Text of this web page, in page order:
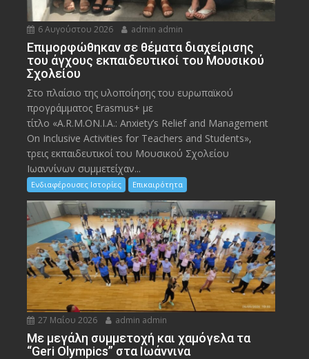
6 Αυγούστου 2026 admin admin
Eπιμορφώθηκαν σε θέματα διαχείρισης
του άγχους εκπαιδευτικοί του Μουσικού
Σχολείου
Στο πλαίσιο της υλοποίησης του ευρωπαϊκού
προγράμματος Erasmus+ με
τίτλο «A.R.M.ON.I.A.: Anxiety’s Relief and Management
On Inclusive Activities for Teachers and Students»,
τρεις εκπαιδευτικοί του Μουσικού Σχολείου
Ιωαννίνων συμμετείχαν...
Ενδιαφέρουσες Ιστορίες Επικαιρότητα
27 Μαΐου 2026 admin admin
Με μεγάλη συμμετοχή και χαμόγελα τα
“Geri Olympics” στα Ιωάννινα